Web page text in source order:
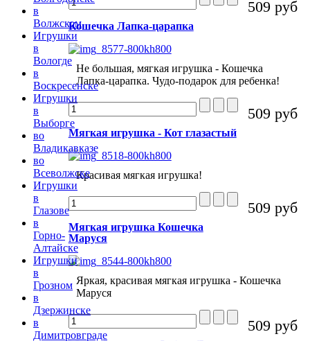
509 руб
Кошечка Лапка-царапка
Не большая, мягкая игрушка - Кошечка
Лапка-царапка. Чудо-подарок для ребенка!
509 руб
Мягкая игрушка - Кот глазастый
Красивая мягкая игрушка!
509 руб
Мягкая игрушка Кошечка
Маруся
Яркая, красивая мягкая игрушка - Кошечка
Маруся
509 руб
в
Волжском
Игрушки
в
Вологде
в
Воскресенске
Игрушки
в
Выборге
во
Владикавказе
во
Всеволжске
Игрушки
в
Глазове
в
Горно-
Алтайске
Игрушки
в
Грозном
в
Дзержинске
в
Димитровграде